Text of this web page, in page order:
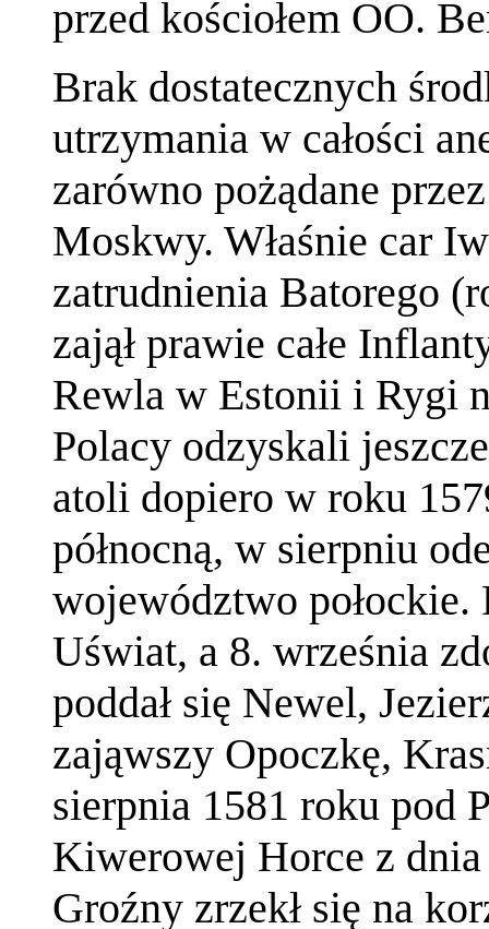
przed kościołem OO.
Brak dostatecznych
utrzymania w całości
zarówno pożądane
Moskwy. Właśnie car
zatrudnienia Batorego
zajął prawie całe
Rewla w Estonii i Rygi
Polacy odzyskali
atoli dopiero w roku
północną, w sierpniu
województwo
Uświat, a 8. września
poddał się Newel,
zająwszy Opoczkę,
sierpnia 1581 roku pod
Kiwerowej Horce z
Groźny zrzekł się na